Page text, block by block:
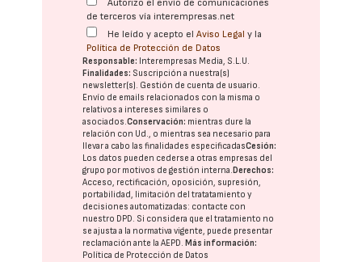
Autorizo el envío de comunicaciones
de terceros vía interempresas.net
He leído y acepto elAviso Legal y la
Política de Protección de Datos
Responsable: Interempresas Media, S.L.U.
Finalidades: Suscripción a nuestra(s)
newsletter(s). Gestión de cuenta de usuario.
Envío de emails relacionados con la misma o
relativos a intereses similares o
asociados.Conservación: mientras dure la
relación con Ud., o mientras sea necesario para
llevar a cabo las finalidades especificadasCesión:
Los datos pueden cederse a otras empresas del
grupo por motivos de gestión interna. Derechos:
Acceso, rectificación, oposición, supresión,
portabilidad, limitación del tratatamiento y
decisiones automatizadas: contacte con
nuestro DPD. Si considera que el tratamiento no
se ajusta a la normativa vigente, puede presentar
reclamación ante laAEPD. Más información:
Política de Protección de Datos